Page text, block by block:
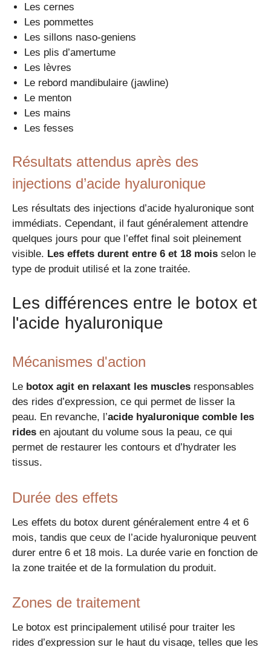
Les cernes
Les pommettes
Les sillons naso-geniens
Les plis d’amertume
Les lèvres
Le rebord mandibulaire (jawline)
Le menton
Les mains
Les fesses
Résultats attendus après des
injections d’acide hyaluronique
Les résultats des injections d’acide hyaluronique sont
immédiats. Cependant, il faut généralement attendre
quelques jours pour que l’effet final soit pleinement
visible. Les effets durent entre 6 et 18 mois selon le
type de produit utilisé et la zone traitée.
Les différences entre le botox et
l'acide hyaluronique
Mécanismes d'action
Le botox agit en relaxant les muscles responsables
des rides d’expression, ce qui permet de lisser la
peau. En revanche, l’acide hyaluronique comble les
rides en ajoutant du volume sous la peau, ce qui
permet de restaurer les contours et d’hydrater les
tissus.
Durée des effets
Les effets du botox durent généralement entre 4 et 6
mois, tandis que ceux de l’acide hyaluronique peuvent
durer entre 6 et 18 mois. La durée varie en fonction de
la zone traitée et de la formulation du produit.
Zones de traitement
Le botox est principalement utilisé pour traiter les
rides d’expression sur le haut du visage, telles que les